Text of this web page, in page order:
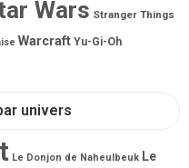
Wars Stranger Things
Warcraft Yu-Gi-Oh
univers
Le Donjon de Naheulbeuk Le